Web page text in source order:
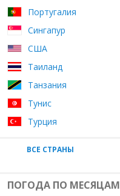
Португалия
Сингапур
США
Таиланд
Танзания
Тунис
Турция
ВСЕ СТРАНЫ
ПОГОДА ПО МЕСЯЦАМ